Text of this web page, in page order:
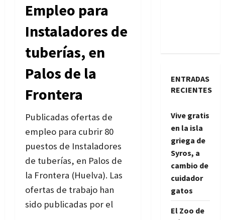
Empleo para
Instaladores de
tuberías, en
Palos de la
Frontera
Publicadas ofertas de
empleo para cubrir 80
puestos de Instaladores
de tuberías, en Palos de
la Frontera (Huelva). Las
ofertas de trabajo han
sido publicadas por el
ENTRADAS
RECIENTES
Vive gratis
en la isla
griega de
Syros, a
cambio de
cuidador
gatos
El Zoo de